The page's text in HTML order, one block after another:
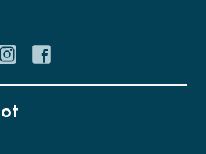
Quiz
Vergabeverfahren